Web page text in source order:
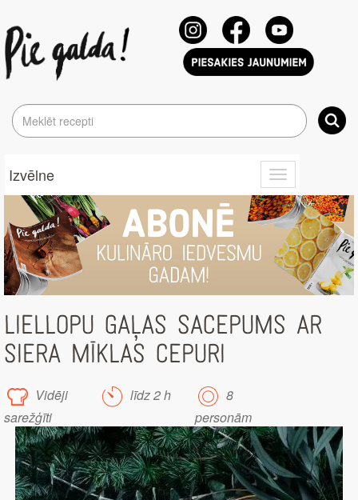
Toggle
navigation
Izvēlne
LIELLOPU GAĻAS SACEPUMS AR
SIERA MĪKLAS CEPURI
Vidēji
sarežģīti
līdz 2 h
8
personām